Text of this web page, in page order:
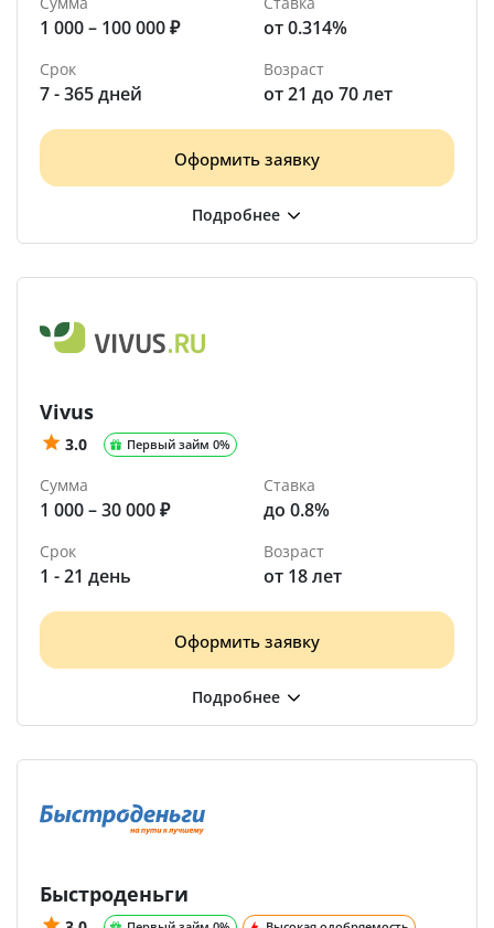
1 000 – 100 000 ₽ от 0.314%
Срок
7 - 365 дней
Возраст
от 21 до 70 лет
Оформить заявку
Vivus
3.0 Первый займ 0%
Сумма
1 000 – 30 000 ₽
Ставка
до 0.8%
Срок
1 - 21 день
Возраст
от 18 лет
Оформить заявку
Быстроденьги